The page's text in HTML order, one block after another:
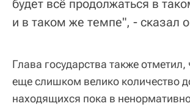
будет всё продолжаться в
и в таком же темпе", - сказал
Глава государства также отметил,
еще слишком велико количество
находящихся пока в